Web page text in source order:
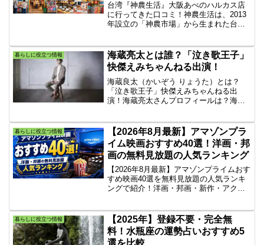
台湾『神農生活』大阪あべのハルカス店
に行ってきた口コミ！神農生活は、2013
年設立の「神農市場」から生まれた台湾
トロ雑貨など台湾の人気の商品が集う食
雑貨のセレクトショプ。
暮らしに役立つ情報
海蔵亮太とは誰？「泣き歌王子」
快傑えみちゃんねる出演！
海蔵良太（かいぞう りょうた）とは？
「泣き歌王子」快傑えみちゃんねる出
演！海蔵亮太さんプロフィールは？海蔵
の新人賞に選ばれた歌手の海蔵亮太さん
は病院や介護施設を慰問している。
暮らしに役立つ情報
【2026年8月最新】アマゾンプラ
イム映画おすすめ40選！洋画・邦
画の無料見放題の人気ランキング
【2026年8月最新】アマゾンプライムおす
すめ映画40選を無料見放題の人気ランキ
ングで紹介！洋画・邦画・新作・アクシ
人気タイトル一覧から今夜観るべき傑作
がすぐ見つかります。
暮らしに役立つ情報
【2025年】登録不要・完全無
料！水瓶座の運勢占いおすすめ5
選を比較